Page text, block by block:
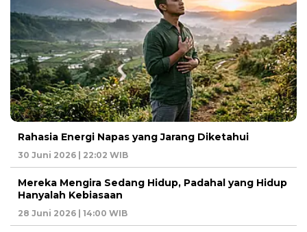
Rahasia Energi Napas yang Jarang Diketahui
30 Juni 2026 | 22:02 WIB
Mereka Mengira Sedang Hidup, Padahal yang Hidup
Hanyalah Kebiasaan
28 Juni 2026 | 14:00 WIB